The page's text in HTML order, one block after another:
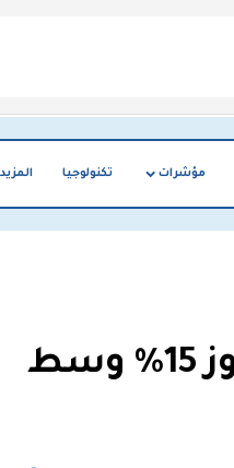
مؤشرات تكنولوجيا المزيد
أسعار السلع تقفز في دمشق.. زيادات تتجاوز 15% وسط